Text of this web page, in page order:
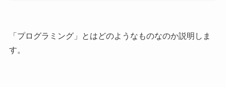
「プログラミング」とはどのようなものなのか説明しま
す。